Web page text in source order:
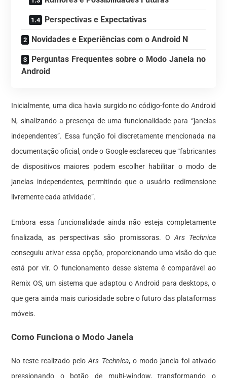
Perspectivas e Expectativas
Novidades e Experiências com o Android N
Perguntas Frequentes sobre o Modo Janela no
Android
Inicialmente, uma dica havia surgido no código-fonte do Android
N, sinalizando a presença de uma funcionalidade para “janelas
independentes”. Essa função foi discretamente mencionada na
documentação oficial, onde o Google esclareceu que “fabricantes
de dispositivos maiores podem escolher habilitar o modo de
janelas independentes, permitindo que o usuário redimensione
livremente cada atividade”.
Embora essa funcionalidade ainda não esteja completamente
finalizada, as perspectivas são promissoras. OArs Technica
conseguiu ativar essa opção, proporcionando uma visão do que
está por vir. O funcionamento desse sistema é comparável ao
Remix OS, um sistema que adaptou o Android para desktops, o
que gera ainda mais curiosidade sobre o futuro das plataformas
móveis.
Como Funciona o Modo Janela
No teste realizado peloArs Technica, o modo janela foi ativado
pressionando o botão de multi-window, transformando o